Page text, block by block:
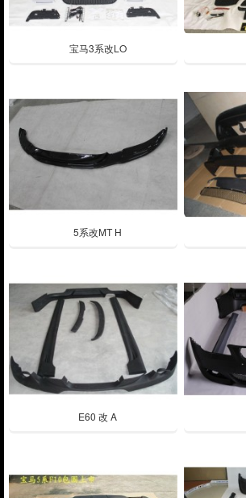
宝马3系改LO
5系改MT H
E60 改 A